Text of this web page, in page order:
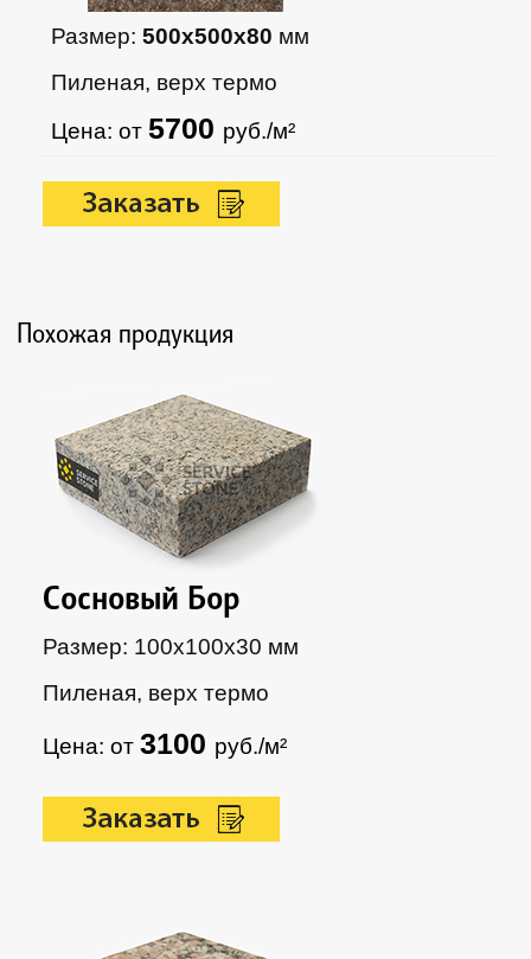
Размер:500х500х80 мм
Пиленая, верх термо
Цена: от5700 руб./м²
Похожая продукция
Сосновый Бор
Размер: 100х100х30 мм
Пиленая, верх термо
Цена: от3100 руб./м²